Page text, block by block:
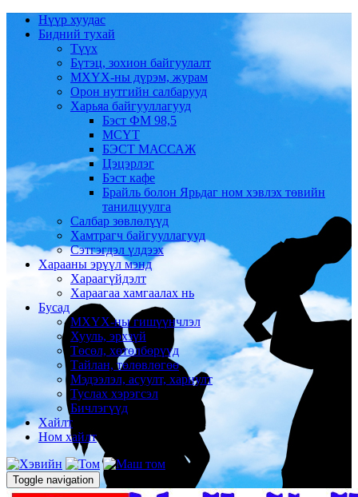
Нүүр хуудас
Бидний тухай
Түүх
Бүтэц, зохион байгуулалт
МХҮХ-ны дүрэм, журам
Орон нутгийн салбарууд
Харьяа байгууллагууд
Бэст ФМ 98,5
МСҮТ
БЭСТ МАССАЖ
Цэцэрлэг
Бэст кафе
Брайль болон Ярьдаг ном хэвлэх төвийн
танилцуулга
Салбар зөвлөлүүд
Хамтрагч байгууллагууд
Сэтгэгдэл үлдээх
Харааны эрүүл мэнд
Хараагүйдэлт
Хараагаа хамгаалах нь
Бусад
МХҮХ-ны гишүүнчлэл
Хууль, эрхзүй
Төсөл, хөтөлбөрүүд
Тайлан, төлөвлөгөө
Мэдээлэл, асуулт, хариулт
Туслах хэрэгсэл
Бичлэгүүд
Хайлт
Ном хайлт
Toggle navigation